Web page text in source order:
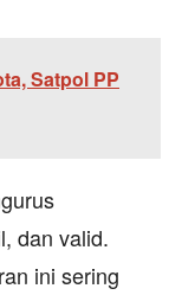
Satpol PP
dan valid.
ini sering